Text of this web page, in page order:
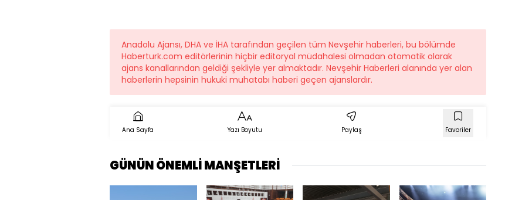
Anadolu Ajansı, DHA ve İHA tarafından geçilen tüm Nevşehir haberleri, bu bölümde
Haberturk.com editörlerinin hiçbir editoryal müdahalesi olmadan otomatik olarak
ajans kanallarından geldiği şekliyle yer almaktadır. Nevşehir Haberleri alanında yer alan
haberlerin hepsinin hukuki muhatabı haberi geçen ajanslardır.
Ana Sayfa Yazı Boyutu Paylaş Favoriler
GÜNÜN ÖNEMLİ MANŞETLERİ